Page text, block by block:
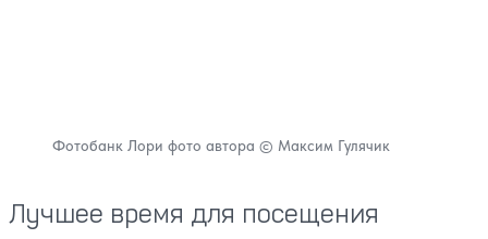
Фотобанк Лори фото автора © Максим Гулячик
Лучшее время для посещения